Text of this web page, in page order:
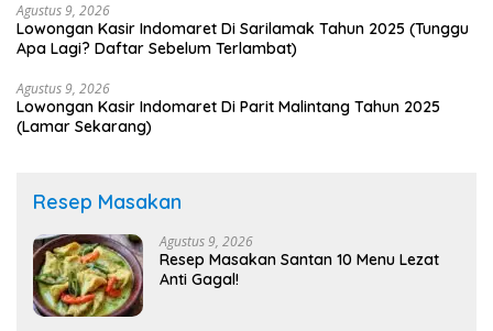
Agustus 9, 2026
Lowongan Kasir Indomaret Di Sarilamak Tahun 2025 (Tunggu
Apa Lagi? Daftar Sebelum Terlambat)
Agustus 9, 2026
Lowongan Kasir Indomaret Di Parit Malintang Tahun 2025
(Lamar Sekarang)
Resep Masakan
Agustus 9, 2026
Resep Masakan Santan 10 Menu Lezat
Anti Gagal!